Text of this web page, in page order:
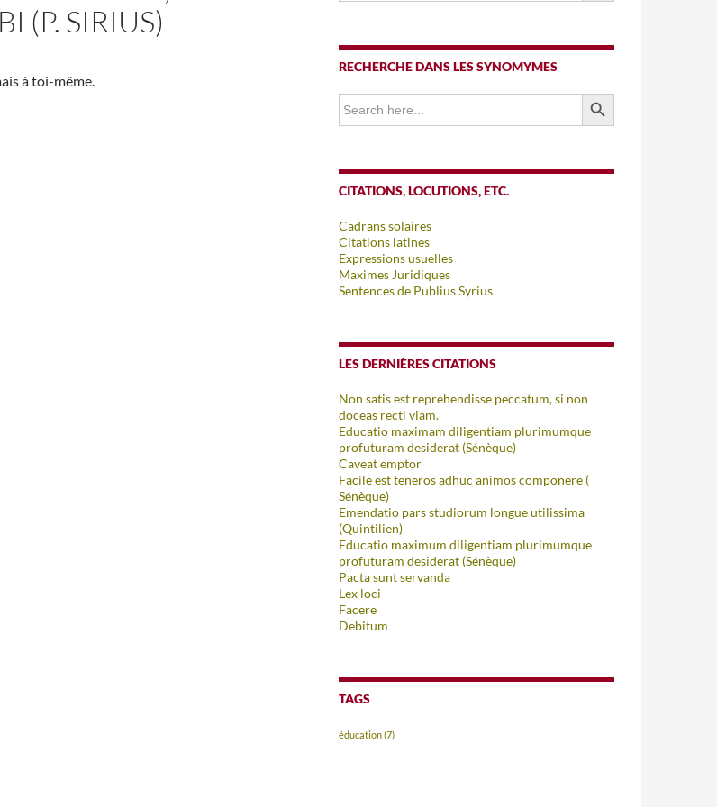
(P. SIRIUS)
à toi-même.
RECHERCHE DANS LES SYNOMYMES
Search
for:
SEARCH BUTTON
CITATIONS, LOCUTIONS, ETC.
Cadrans solaires
Citations latines
Expressions usuelles
Maximes Juridiques
Sentences de Publius Syrius
LES DERNIÈRES CITATIONS
Non satis est reprehendisse peccatum, si non
doceas recti viam.
Educatio maximam diligentiam plurimumque
profuturam desiderat (Sénèque)
Caveat emptor
Facile est teneros adhuc animos componere (
Sénèque)
Emendatio pars studiorum longue utilissima
(Quintilien)
Educatio maximum diligentiam plurimumque
profuturam desiderat (Sénèque)
Pacta sunt servanda
Lex loci
Facere
Debitum
TAGS
éducation(7)